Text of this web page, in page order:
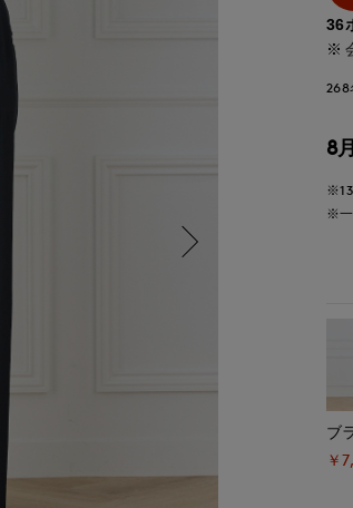
36
268
8
※一
ブ
￥